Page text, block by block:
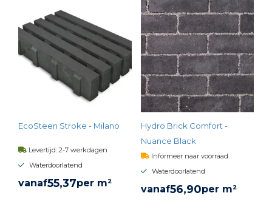
EcoSteen Stroke - Milano
Levertijd: 2-7 werkdagen
Waterdoorlatend
vanaf55,37per m²
Hydro Brick Comfort -
Nuance Black
Informeer naar voorraad
Waterdoorlatend
vanaf56,90per m²